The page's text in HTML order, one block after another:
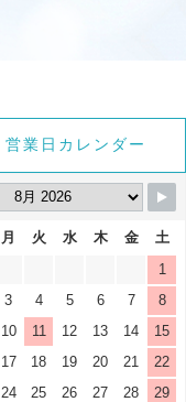
営業日カレンダー
月 火 水 木 金
土
1
3 4 5 6 7
8
10 11 12 13 14
15
17 18 19 20 21
22
24 25 26 27 28
29